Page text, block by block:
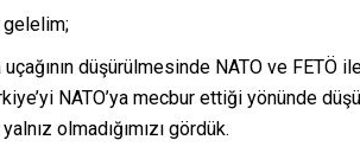
uçağının düşürülmesinde NATO ve FETÖ
NATO’ya mecbur ettiği yönünde
olmadığımızı gördük.